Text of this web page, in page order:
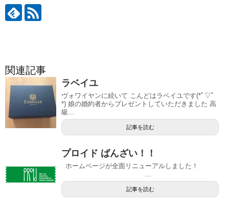
関連記事
ラベイユ
ヴォワイヤンに続いて こんどはラベイユです(*ﾟ▽ﾟ
*) 娘の婚約者からプレゼントしていただきました 高
級...
記事を読む
プロイド ばんざい！！
ホームページが全面リニューアルしました！
記事を読む